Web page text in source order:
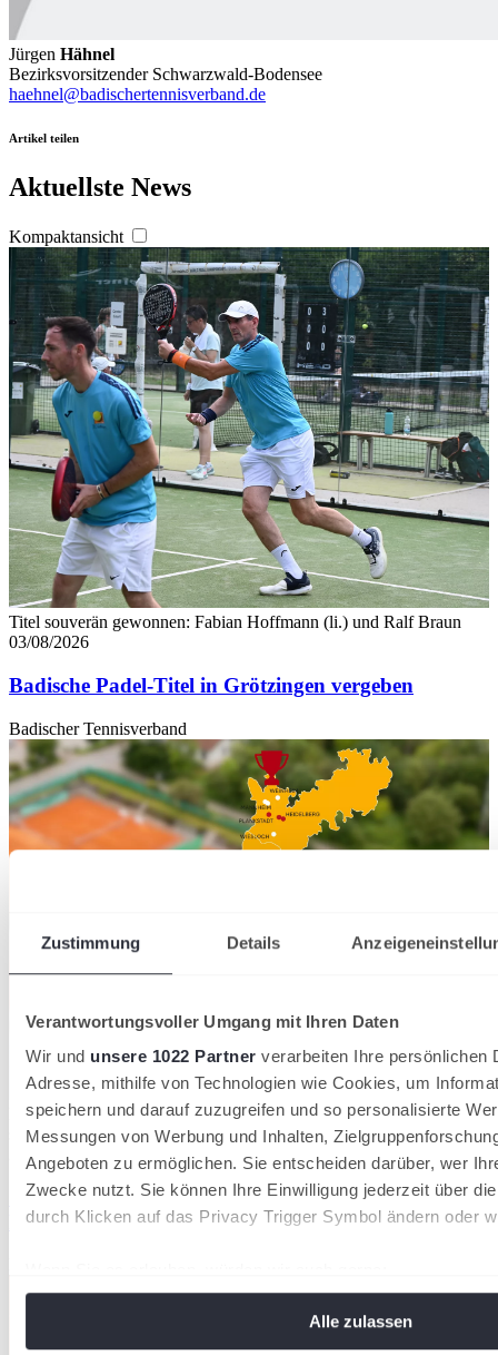
Zustimmung Details
Verantwortungsvoller Umgang mit Ihren Daten
Wir und unsere 1022 Partner verarbeiten Ihre persönlichen
Adresse, mithilfe von Technologien wie Cookies, um
speichern und darauf zuzugreifen und so personalisierte
Messungen von Werbung und Inhalten,
Angeboten zu ermöglichen. Sie entscheiden darüber, wer
Zwecke nutzt. Sie können Ihre Einwilligung jederzeit über
durch Klicken auf das Privacy Trigger Symbol ändern oder
Alle zulassen
Jürgen Hähnel
Bezirksvorsitzender Schwarzwald-Bodensee
haehnel@badischertennisverband.de
Artikel teilen
Aktuellste News
Kompaktansicht
Titel souverän gewonnen: Fabian Hoffmann (li.) und Ralf Braun
03/08/2026
Badische Padel-Titel in Grötzingen vergeben
Badischer Tennisverband
Die Mannschaften des TC Weinheim 1902 und des TC Radolfzell
sichern sich in diesem Jahr die Meistertitel in der Badenliga
27/07/2026
Spannendes Saisonfinale: Weinheim und Radolfzell
holen die Meistertitel der Badenliga